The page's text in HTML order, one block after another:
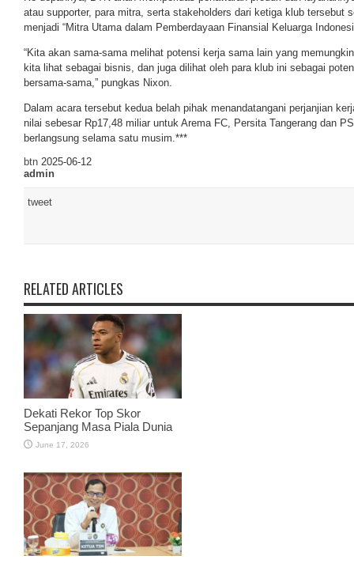
atau supporter, para mitra, serta stakeholders dari ketiga klub tersebut
menjadi “Mitra Utama dalam Pemberdayaan Finansial Keluarga
“Kita akan sama-sama melihat potensi kerja sama lain yang
kita lihat sebagai bisnis, dan juga dilihat oleh para klub ini sebagai
bersama-sama,” pungkas Nixon.
Dalam acara tersebut kedua belah pihak menandatangani perjanjian
nilai sebesar Rp17,48 miliar untuk Arema FC, Persita Tangerang dan
berlangsung selama satu musim.***
btn 2025-06-12
admin
tweet
RELATED ARTICLES
Dekati Rekor Top Skor
Sepanjang Masa Piala Dunia
June 17, 2026